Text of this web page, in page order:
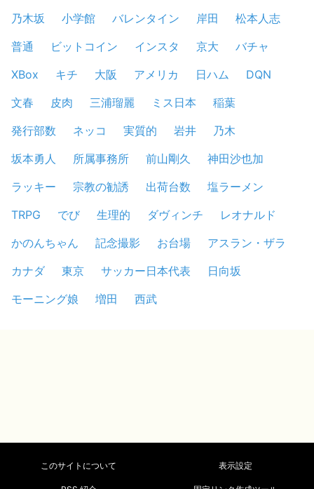
乃木坂 小学館 バレンタイン 岸田
松本人志
普通
ビットコイン インスタ 京大
バチャ
XBox
キチ 大阪 アメリカ 日ハム
DQN
文春
皮肉 三浦瑠麗 ミス日本
稲葉
発行部数
ネッコ 実質的 岩井
乃木
坂本勇人
所属事務所 前山剛久
神田沙也加
ラッキー
宗教の勧誘 出荷台数
塩ラーメン
TRPG
でび 生理的 ダヴィンチ
レオナルド
かのんちゃん
記念撮影 お台場
アスラン・ザラ
カナダ
東京 サッカー日本代表
日向坂
モーニング娘
増田 西武
このサイトについて 表示設定